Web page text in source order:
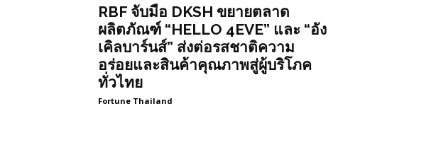
ประเทศไทย
RBF จับมือ DKSH ขยายตลาด
ผลิตภัณฑ์ “HELLO 4EVE” และ “อัง
เคิลบาร์นส์” ส่งต่อรสชาติความ
อร่อยและสินค้าคุณภาพสู่ผู้บริโภค
ทั่วไทย
Fortune Thailand